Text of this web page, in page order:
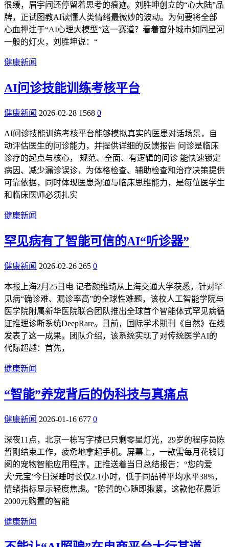
很缓，眉宇间还停留着思考的痕迹。刘胜坤创立的“心大陆”品
牌，正试图教AI读懂人类情绪最微妙的波动。为何要将全部
心血押注于“AI心理大模型”这一赛道？看着窗外城市如同星河
一般的灯火，刘胜坤说：“
健康新闻
AI问诊技能训练考核平台
健康新闻 2026-02-28 1568 0
AI问诊技能训练考核平台能够模拟真实的医患对话场景，自
动评估医生的问诊能力，并提供详细的反馈报告 问诊是临床
诊疗的起点与核心， 规范、全面、有逻辑的问诊 能快速锁定
病因、减少漏诊误诊，为体格检查、辅助检查和治疗决策提供
可靠依据，同时体现医患沟通与临床思维能力，是每位医学生
和临床医师必须扎实
健康新闻
罕见病有了智能可信的AI“听诊器”
健康新闻 2026-02-26 265 0
本报上海2月25日电 记者颜维琦从上海交通大学获悉，针对罕
见病“确诊难、漏诊率高”的全球性难题，该校人工智能学院与
医学院附属新华医院联合团队推出全球首个智能体式罕见病循
证推理诊断系统DeepRare。日前，国际学术期刊《自然》在线
发表了这一成果。团队介绍，该系统实现了对传统医学AI的
代际超越：首先，
健康新闻
“智能”养宠背后的伪科技与真痛点
健康新闻 2026-01-16 677 0
深夜11点，北京一栋写字楼已只剩零星灯光，29岁的程序员陈
哲刚结束工作，疲惫地拿起手机。屏幕上，一款需每月花钱订
阅的宠物智能应用程序，正推送着当日总结报告：“您的爱
犬‘元宝’今日深睡时长仅2.1小时，低于同品种平均水平38%，
情绪指标显示轻度焦虑。”陈哲的心随即揪紧，这款他花费近
2000元购置的智能
健康新闻